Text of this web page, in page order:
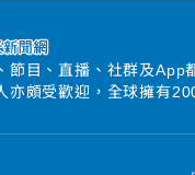
節目、直播、社群及App
亦頗受歡迎，全球擁有